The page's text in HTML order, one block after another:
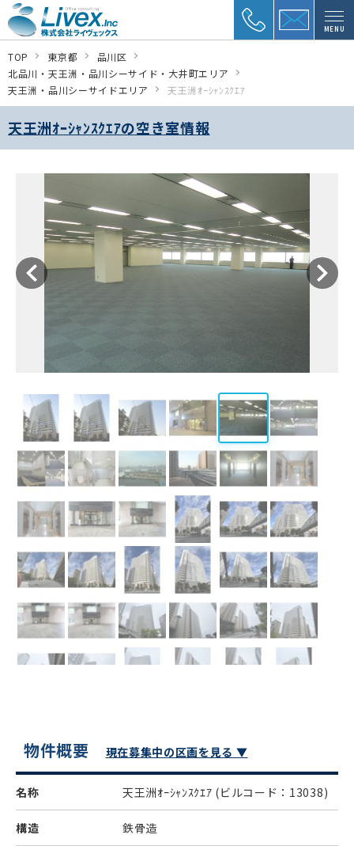
MENU
TOP 東京都
品川区
北品川・天王洲・品川シーサイド・大井町エリア
天王洲・品川シーサイドエリア
天王洲ｵｰｼｬﾝｽｸｴｱ
天王洲ｵｰｼｬﾝｽｸｴｱの空き室情報
物件概要 現在募集中の区画を見る ▼
名称 天王洲ｵｰｼｬﾝｽｸｴｱ (ビルコード：13038)
構造 鉄骨造